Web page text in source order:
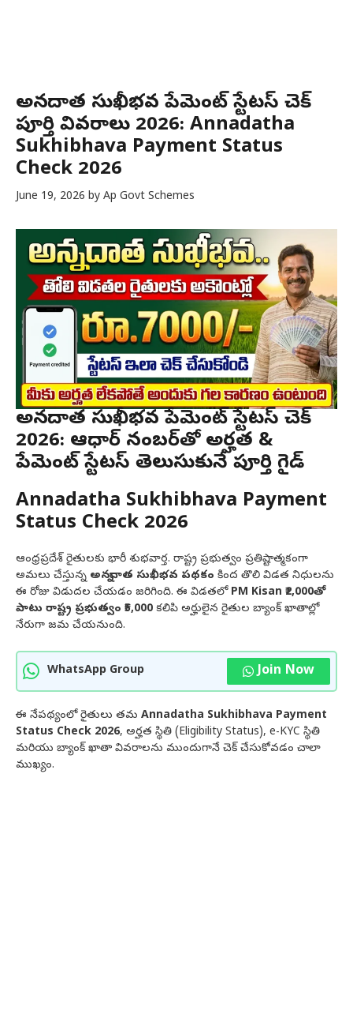
అన్నదాత సుఖీభవ పేమెంట్ స్టేటస్ చెక్
పూర్తి వివరాలు 2026: Annadatha
Sukhibhava Payment Status
Check 2026
June 19, 2026 by Ap Govt Schemes
అన్నదాత సుఖీభవ పేమెంట్ స్టేటస్ చెక్
2026: ఆధార్ నంబర్‌తో అర్హత &
పేమెంట్ స్టేటస్ తెలుసుకునే పూర్తి గైడ్
Annadatha Sukhibhava Payment
Status Check 2026
ఆంధ్రప్రదేశ్ రైతులకు భారీ శుభవార్త. రాష్ట్ర ప్రభుత్వం ప్రతిష్టాత్మకంగా
అమలు చేస్తున్న అన్నదాత సుఖీభవ పథకం కింద తొలి విడత నిధులను
ఈ రోజు విడుదల చేయడం జరిగింది. ఈ విడతలో PM Kisan ₹2,000తో
పాటు రాష్ట్ర ప్రభుత్వం ₹5,000 కలిపి అర్హులైన రైతుల బ్యాంక్ ఖాతాల్లో
నేరుగా జమ చేయనుంది.
WhatsApp Group Join Now
ఈ నేపథ్యంలో రైతులు తమ Annadatha Sukhibhava Payment
Status Check 2026, అర్హత స్థితి (Eligibility Status), e-KYC స్థితి
మరియు బ్యాంక్ ఖాతా వివరాలను ముందుగానే చెక్ చేసుకోవడం చాలా
ముఖ్యం.